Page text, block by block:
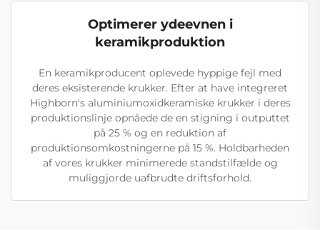
Optimerer ydeevnen i
keramikproduktion
En keramikproducent oplevede hyppige fejl med
deres eksisterende krukker. Efter at have integreret
Highborn's aluminiumoxidkeramiske krukker i deres
produktionslinje opnåede de en stigning i outputtet
på 25 % og en reduktion af
produktionsomkostningerne på 15 %. Holdbarheden
af vores krukker minimerede standstilfælde og
muliggjorde uafbrudte driftsforhold.